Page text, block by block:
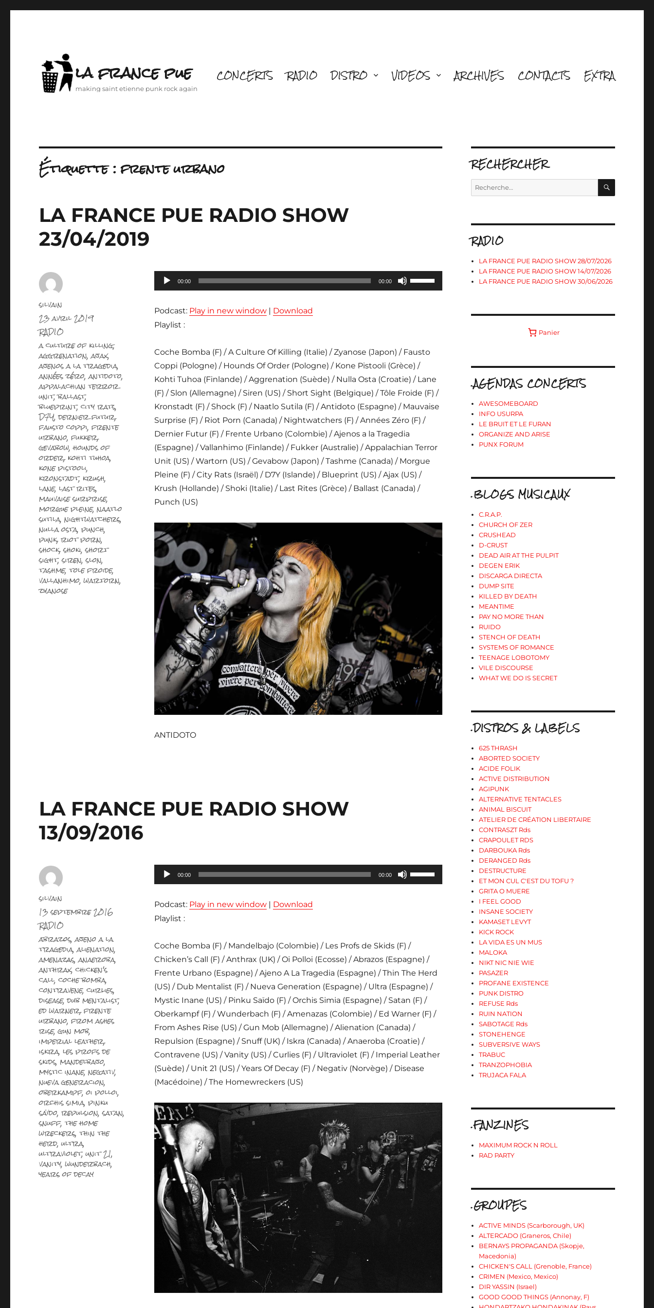
la france pue
making saint etienne punk rock again
CONCERTS RADIO DISTRO VIDEOS ARCHIVES CONTACTS EXTRA
Étiquette :frente urbano
LA FRANCE PUE RADIO SHOW
23/04/2019
Lecteur
audio
00:00 00:00
Utilisez
les
diminuer
le
volume.
Podcast: Play in new window| Download
Playlist :
Coche Bomba (F) / A Culture Of Killing (Italie) / Zyanose (Japon) / Fausto
Coppi (Pologne) / Hounds Of Order (Pologne) / Kone Pistooli (Grèce) /
Kohti Tuhoa (Finlande) / Aggrenation (Suède) / Nulla Osta (Croatie) / Lane
(F) / Slon (Allemagne) / Siren (US) / Short Sight (Belgique) / Tôle Froide (F) /
Kronstadt (F) / Shock (F) / Naatlo Sutila (F) / Antidoto (Espagne) / Mauvaise
Surprise (F) / Riot Porn (Canada) / Nightwatchers (F) / Années Zéro (F) /
Dernier Futur (F) / Frente Urbano (Colombie) / Ajenos a la Tragedia
(Espagne) / Vallanhimo (Finlande) / Fukker (Australie) / Appalachian Terror
Unit (US) / Wartorn (US) / Gevabow (Japon) / Tashme (Canada) / Morgue
Pleine (F) / City Rats (Israël) / D7Y (Islande) / Blueprint (US) / Ajax (US) /
Krush (Hollande) / Shoki (Italie) / Last Rites (Grèce) / Ballast (Canada) /
Punch (US)
ANTIDOTO
Auteur
silvain
Publié
le
23 avril 2019
Catégories
RADIO
Étiquettes
a culture of killing,
aggrenation,ajax,
ajenos a la tragedia,
années zéro,antidoto,
appalachian terror
unit,ballast,
blueprint,city rats,
D7Y,dernier futur,
fausto coppi,frente
urbano,fukker,
gevabow,hounds of
order,kohti tuhoa,
kone pistooli,
kronstadt,krush,
lane,last rites,
mauvaise surprise,
morgue pleine,naatlo
sutila,nightwatchers,
nulla osta,punch,
punk,riot porn,
shock,shoki,short
sight,siren,slon,
tashme,tole froide,
vallanhimo,wartorn,
zyanose
LA FRANCE PUE RADIO SHOW
13/09/2016
Lecteur
audio
00:00 00:00
Utilisez
les
diminuer
volume.
Podcast: Play in new window| Download
Playlist :
Coche Bomba (F) / Mandelbajo (Colombie) / Les Profs de Skids (F) /
Chicken’s Call (F) / Anthrax (UK) / Oi Polloi (Ecosse) / Abrazos (Espagne) /
Frente Urbano (Espagne) / Ajeno A La Tragedia (Espagne) / Thin The Herd
(US) / Dub Mentalist (F) / Nueva Generation (Espagne) / Ultra (Espagne) /
Mystic Inane (US) / Pinku Saïdo (F) / Orchis Simia (Espagne) / Satan (F) /
Oberkampf (F) / Wunderbach (F) / Amenazas (Colombie) / Ed Warner (F) /
From Ashes Rise (US) / Gun Mob (Allemagne) / Alienation (Canada) /
Repulsion (Espagne) / Snuff (UK) / Iskra (Canada) / Anaeroba (Croatie) /
Contravene (US) / Vanity (US) / Curlies (F) / Ultraviolet (F) / Imperial Leather
(Suède) / Unit 21 (US) / Years Of Decay (F) / Negativ (Norvège) / Disease
(Macédoine) / The Homewreckers (US)
Auteur
silvain
Publié
le
13 septembre 2016
Catégories
RADIO
Étiquettes
abrazos,ajeno a la
tragedia,alienation,
amenazas,anaeroba,
anthrax,chicken's
call,coche bomba,
contravene,curlies,
disease,dub mentalist,
ed warner,frente
urbano,from ashes
rise,gun mob,
imperial leather,
iskra,les profs de
skids,mandelbajo,
mystic inane,negativ,
nueva generacion,
oberkampf,oi polloi,
orchis simia,pinku
saïdo,repulsion,satan,
snuff,the home
wreckers,thin the
herd,ultra,
ultraviolet,unit 21,
vanity,wunderbach,
years of decay
RECHERCHER
Recherche
RADIO
LA FRANCE PUE RADIO SHOW 28/07/2026
LA FRANCE PUE RADIO SHOW 14/07/2026
LA FRANCE PUE RADIO SHOW 30/06/2026
Panier
.AGENDAS CONCERTS
AWESOMEBOARD
INFO USURPA
LE BRUIT ET LE FURAN
ORGANIZE AND ARISE
PUNX FORUM
.BLOGS MUSICAUX
C.R.A.P.
CHURCH OF ZER
CRUSHEAD
D-CRUST
DEAD AIR AT THE PULPIT
DEGEN ERIK
DISCARGA DIRECTA
DUMP SITE
KILLED BY DEATH
MEANTIME
PAY NO MORE THAN
RUIDO
STENCH OF DEATH
SYSTEMS OF ROMANCE
TEENAGE LOBOTOMY
VILE DISCOURSE
WHAT WE DO IS SECRET
.DISTROS & LABELS
625 THRASH
ABORTED SOCIETY
ACIDE FOLIK
ACTIVE DISTRIBUTION
AGIPUNK
ALTERNATIVE TENTACLES
ANIMAL BISCUIT
ATELIER DE CRÉATION LIBERTAIRE
CONTRASZT Rds
CRAPOULET RDS
DARBOUKA Rds
DERANGED Rds
DESTRUCTURE
ET MON CUL C'EST DU TOFU ?
GRITA O MUERE
I FEEL GOOD
INSANE SOCIETY
KAMASET LEVYT
KICK ROCK
LA VIDA ES UN MUS
MALOKA
NIKT NIC NIE WIE
PASAZER
PROFANE EXISTENCE
PUNK DISTRO
REFUSE Rds
RUIN NATION
SABOTAGE Rds
STONEHENGE
SUBVERSIVE WAYS
TRABUC
TRANZOPHOBIA
TRUJACA FALA
.FANZINES
MAXIMUM ROCK N ROLL
RAD PARTY
.GROUPES
ACTIVE MINDS (Scarborough, UK)
ALTERCADO (Graneros, Chile)
BERNAYS PROPAGANDA (Skopje,
Macedonia)
CHICKEN'S CALL (Grenoble, France)
CRIMEN (Mexico, Mexico)
DIR YASSIN (Israel)
GOOD GOOD THINGS (Annonay, F)